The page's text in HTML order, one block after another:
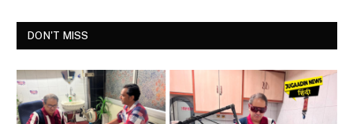
DON'T MISS